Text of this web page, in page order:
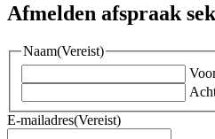
Afmelden afspraak
Naam(Vereist)
E-mailadres(Vereist)